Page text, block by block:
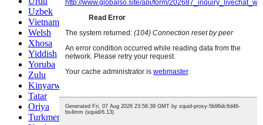
Uzbek
Vietnamese
Welsh
Xhosa
Yiddish
Yoruba
Zulu
Kinyarwanda
Tatar
Oriya
Turkmen